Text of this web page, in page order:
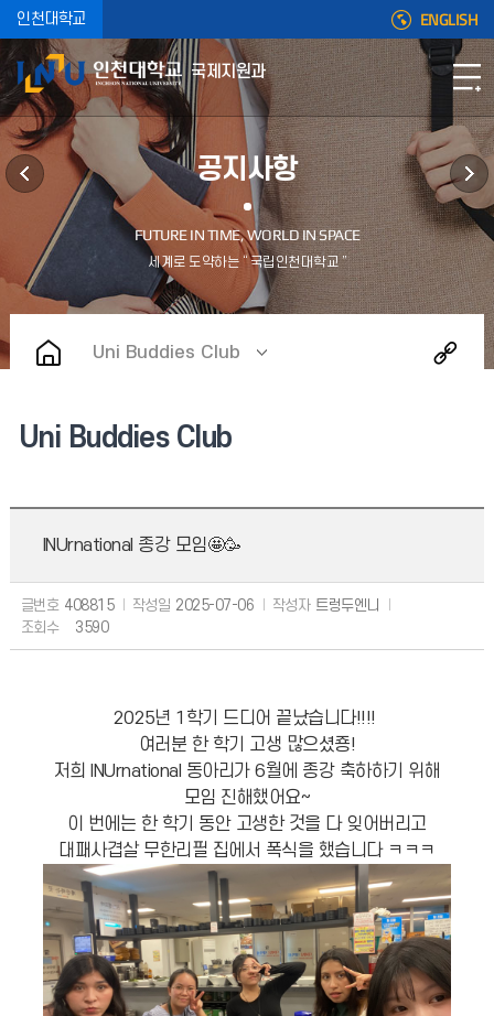
인천대학교 ENGLISH
국제지원과
공지사항
Uni Buddies Club
Uni Buddies Club
INUrnational 종강 모임🤩🥳
글번호 408815 작성일 2025-07-06 작성자 트렁두엔니
조회수
3590
2025년 1학기 드디어 끝났습니다!!!!
여러분 한 학기 고생 많으셨죵!
저희 INUrnational 동아리가 6월에 종강 축하하기 위해
모임 진해했어요~
이 번에는 한 학기 동안 고생한 것을 다 잊어버리고
대패사겹살 무한리필 집에서 폭식을 했습니다 ㅋㅋㅋ